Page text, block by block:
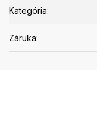
Kategória:
Záruka: